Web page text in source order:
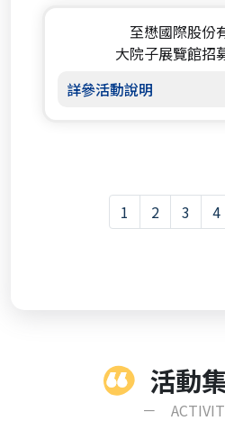
至懋國際股份
大院子展覽館招
詳參活動說明
1 2 3 4
活動
－